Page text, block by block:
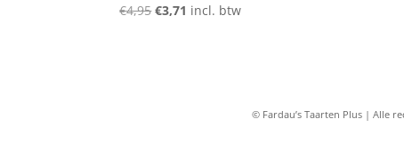
€4,95Oorspronkelijke
€3,71 Huidige
incl. btw
© Fardau’s Taarten Plus | Alle